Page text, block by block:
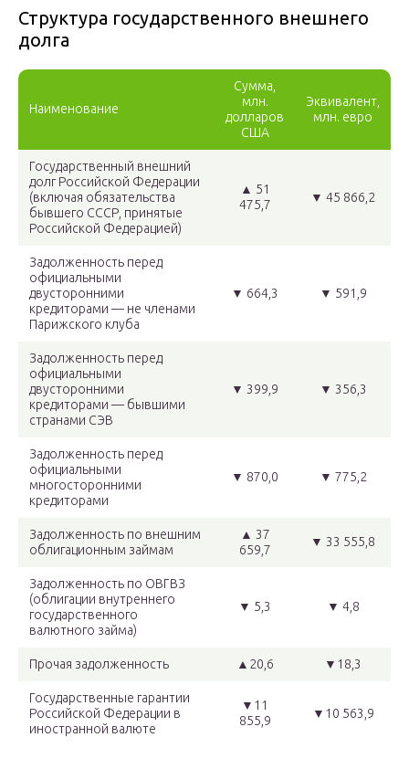
Структура государственного внешнего
долга
Наименование
Сумма,
млн.
долларов
США
Эквивалент,
млн. евро
Государственный внешний
долг Российской Федерации
(включая обязательства
бывшего СССР, принятые
Российской Федерацией)
▲ 51
475,7
▼ 45 866,2
Задолженность перед
официальными
двусторонними
кредиторами — не членами
Парижского клуба
▼ 664,3 ▼ 591,9
Задолженность перед
официальными
двусторонними
кредиторами — бывшими
странами СЭВ
▼ 399,9 ▼ 356,3
Задолженность перед
официальными
многосторонними
кредиторами
▼ 870,0 ▼ 775,2
Задолженность по внешним
облигационным займам
▲ 37
659,7
▼ 33 555,8
Задолженность по ОВГВЗ
(облигации внутреннего
государственного
валютного займа)
▼ 5,3 ▼ 4,8
Прочая задолженность ▲20,6 ▼18,3
Государственные гарантии
Российской Федерации в
иностранной валюте
▼11
855,9
▼10 563,9